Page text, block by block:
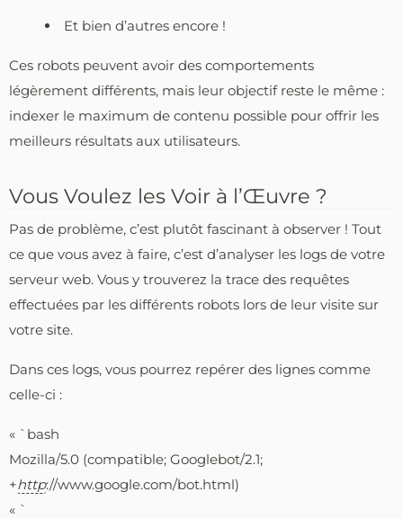
Et bien d’autres encore !
Ces robots peuvent avoir des comportements
légèrement différents, mais leur objectif reste le même :
indexer le maximum de contenu possible pour offrir les
meilleurs résultats aux utilisateurs.
Vous Voulez les Voir à l’Œuvre ?
Pas de problème, c’est plutôt fascinant à observer ! Tout
ce que vous avez à faire, c’est d’analyser les logs de votre
serveur web. Vous y trouverez la trace des requêtes
effectuées par les différents robots lors de leur visite sur
votre site.
Dans ces logs, vous pourrez repérer des lignes comme
celle-ci :
« `bash
Mozilla/5.0 (compatible; Googlebot/2.1;
+http://www.google.com/bot.html)
« `